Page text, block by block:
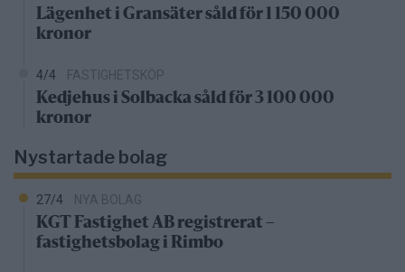
Lägenhet i Gransäter såld för 1 150 000
kronor
4/4 FASTIGHETSKÖP
Kedjehus i Solbacka såld för 3 100 000
kronor
Nystartade bolag
27/4 NYA BOLAG
KGT Fastighet AB registrerat –
fastighetsbolag i Rimbo